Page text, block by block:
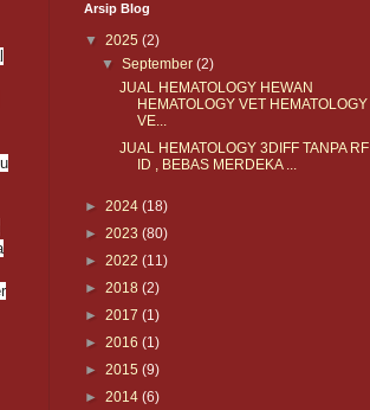
Arsip Blog
▼ 2025 (2)
▼September(2)
JUAL HEMATOLOGY HEWAN
HEMATOLOGY VET HEMATOLOGY
VE...
JUAL HEMATOLOGY 3DIFF TANPA RF
ID , BEBAS MERDEKA ...
► 2024 (18)
► 2023 (80)
► 2022 (11)
► 2018 (2)
► 2017 (1)
► 2016 (1)
► 2015 (9)
► 2014 (6)